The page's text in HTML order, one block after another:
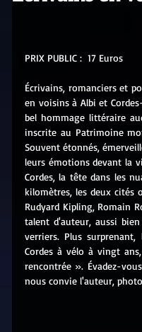
PRIX PUBLIC :  17 Euros
Écrivains, romanciers et
en voisins à Albi et
bel hommage littéraire
inscrite au Patrimoine
Souvent étonnés,
leurs émotions devant la
Cordes, la tête dans les
kilomètres, les deux cités
Rudyard Kipling, Romain
talent d'auteur, aussi
verriers. Plus
Cordes à vélo à vingt
rencontrée ». Évadez-
nous convie l'auteur,